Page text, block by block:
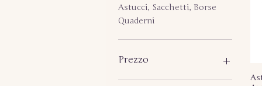
Astucci, Sacchetti, Borse
Quaderni
Prezzo